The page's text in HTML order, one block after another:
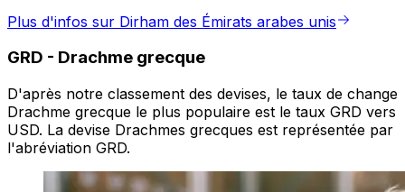
Plus d'infos sur Dirham des Émirats arabes unis
GRD - Drachme grecque
D'après notre classement des devises, le taux de change
Drachme grecque le plus populaire est le taux GRD vers
USD. La devise Drachmes grecques est représentée par
l'abréviation GRD.